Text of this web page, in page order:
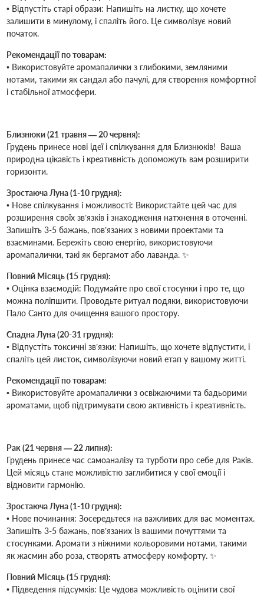
• Відпустіть старі образи: Напишіть на листку, що хочете
залишити в минулому, і спаліть його. Це символізує новий
початок.
Рекомендації по товарам:
• Використовуйте аромапалички з глибокими, земляними
нотами, такими як сандал або пачулі, для створення комфортної
і стабільної атмосфери.
Близнюки (21 травня — 20 червня):
Грудень принесе нові ідеї і спілкування для Близнюків! ️ Ваша
природна цікавість і креативність допоможуть вам розширити
горизонти.
Зростаюча Луна (1-10 грудня):
• Нове спілкування і можливості: Використайте цей час для
розширення своїх зв’язків і знаходження натхнення в оточенні.
Запишіть 3-5 бажань, пов’язаних з новими проектами та
взаєминами. Бережіть свою енергію, використовуючи
аромапалички, такі як бергамот або лаванда. ✨
Повний Місяць (15 грудня):
• Оцінка взаємодій: Подумайте про свої стосунки і про те, що
можна поліпшити. Проводьте ритуал подяки, використовуючи
Пало Санто для очищення вашого простору.
Спадна Луна (20-31 грудня):
• Відпустіть токсичні зв’язки: Напишіть, що хочете відпустити, і
спаліть цей листок, символізуючи новий етап у вашому житті.
Рекомендації по товарам:
• Використовуйте аромапалички з освіжаючими та бадьорими
ароматами, щоб підтримувати свою активність і креативність.
Рак (21 червня — 22 липня):
Грудень принесе час самоаналізу та турботи про себе для Раків.
Цей місяць стане можливістю заглибитися у свої емоції і
відновити гармонію.
Зростаюча Луна (1-10 грудня):
• Нове починання: Зосередьтеся на важливих для вас моментах.
Запишіть 3-5 бажань, пов’язаних із вашими почуттями та
стосунками. Аромати з ніжними кольоровими нотами, такими
як жасмин або роза, створять атмосферу комфорту. ✨
Повний Місяць (15 грудня):
• Підведення підсумків: Це чудова можливість оцінити свої